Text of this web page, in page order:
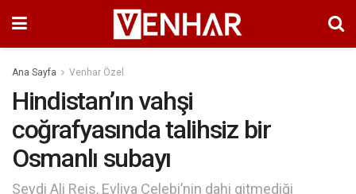
Ana Sayfa Venhar Özel
Hindistan’ın vahşi
coğrafyasında talihsiz bir
Osmanlı subayı
Seydi Ali Reis, Evliya Çelebi’nin dahi gitmediği